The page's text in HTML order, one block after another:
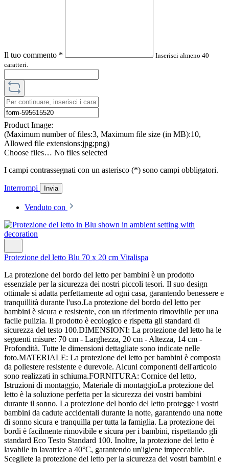
Il tuo commento *
Inserisci almeno 40
caratteri.
Product Image:
(Maximum number of files:3, Maximum file size (in MB):10,
Allowed file extensions:jpg;png)
Choose files… No files selected
I campi contrassegnati con un asterisco (*) sono campi obbligatori.
Interrompi Invia
Venduto con
Protezione del letto Blu 70 x 20 cm Vitalispa
La protezione del bordo del letto per bambini è un prodotto
essenziale per la sicurezza dei nostri piccoli tesori. Il suo design
ottimale si adatta perfettamente ad ogni casa, garantendo benessere e
tranquillità durante l'uso.La protezione del bordo del letto per
bambini è sicura e resistente, con un riferimento rimovibile per una
facile pulizia. Il prodotto è ecologico e rispetta gli standard di
sicurezza del testo 100.DIMENSIONI: La protezione del letto ha le
seguenti misure: 70 cm - Larghezza, 20 cm - Altezza, 14 cm -
Profondità. Tutte le dimensioni dettagliate sono indicate nelle
foto.MATERIALE: La protezione del letto per bambini è composta
da poliestere resistente e durevole. Alcuni componenti dell'articolo
sono realizzati in schiuma.FORNITURA: Cornice del letto,
Istruzioni di montaggio, Materiale di montaggioLa protezione del
letto è la soluzione perfetta per la sicurezza dei vostri bambini
durante il sonno. La protezione del bordo del letto protegge i vostri
bambini da cadute accidentali durante la notte, garantendo una notte
di sonno sicura e tranquilla per tutta la famiglia. La protezione dei
bordi è facilmente rimovibile e sicura per i bambini, rispettando gli
standard Eco Testo Standard 100. Inoltre, la protezione del letto è
lavabile in lavatrice a 40°C, garantendo un'igiene impeccabile.
Scegliete la protezione del letto per la sicurezza dei vostri bambini e